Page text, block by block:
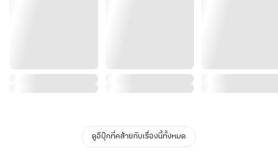
ดูอีบุ๊กที่คล้ายกับเรื่องนี้ทั้งหมด